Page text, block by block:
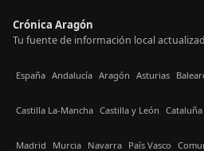
Crónica Aragón
Tu fuente de información local
España Andalucía Aragón Asturias
Castilla La-Mancha Castilla y León Cataluña
Madrid Murcia Navarra País Vasco